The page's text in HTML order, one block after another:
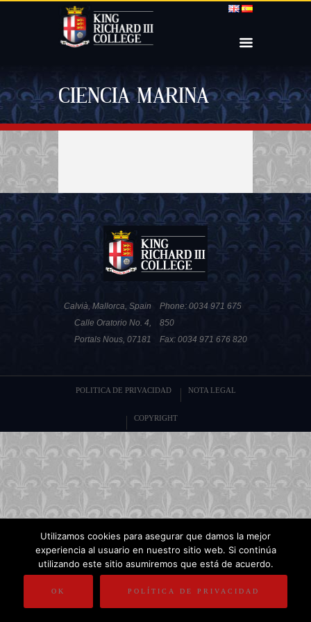
CIENCIA MARINA
Phone: 0034 971 675
850
Fax: 0034 971 676 820
Calvià, Mallorca, Spain
Calle Oratorio No. 4,
Portals Nous, 07181
POLITICA DE PRIVACIDAD NOTA LEGAL
COPYRIGHT
Utilizamos cookies para asegurar que damos la mejor
experiencia al usuario en nuestro sitio web. Si continúa
utilizando este sitio asumiremos que está de acuerdo.
OK POLÍTICA DE PRIVACIDAD